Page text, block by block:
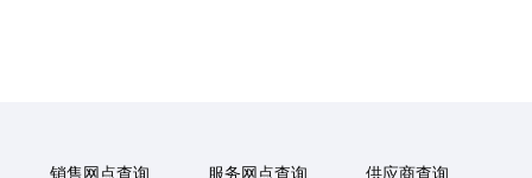
销售网点查询 服务网点查询 供应商查询